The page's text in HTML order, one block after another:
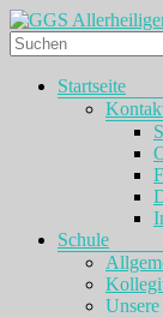
Zum
Inhalt
springen
GGS
Allerheiligen
Menü
Startseite
Schule